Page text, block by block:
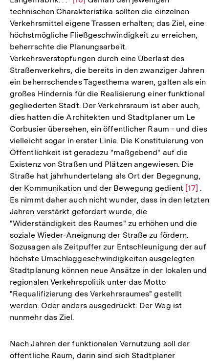
Auflösung
der
Fußnote
technischen Charakteristika sollten die einzelnen
Verkehrsmittel eigene Trassen erhalten; das Ziel, eine
höchstmögliche Fließgeschwindigkeit zu erreichen,
beherrschte die Planungsarbeit.
Verkehrsverstopfungen durch eine Überlast des
Straßenverkehrs, die bereits in den zwanziger Jahren
ein beherrschendes Tagesthema waren, galten als ein
großes Hindernis für die Realisierung einer funktional
gegliederten Stadt. Der Verkehrsraum ist aber auch,
dies hatten die Architekten und Stadtplaner um Le
Corbusier übersehen, ein öffentlicher Raum - und dies
vielleicht sogar in erster Linie. Die Konstituierung von
Öffentlichkeit ist geradezu "maßgebend" auf die
Existenz von Straßen und Plätzen angewiesen. Die
Straße hat jahrhundertelang als Ort der Begegnung,
der Kommunikation und der Bewegung gedient Zur
Fußnote
[17] .
Es nimmt daher auch nicht wunder, dass in den letzten
Jahren verstärkt gefordert wurde, die
"Widerständigkeit des Raumes" zu erhöhen und die
soziale Wieder-Aneignung der Straße zu fördern.
Sozusagen als Zeitpuffer zur Entschleunigung der auf
höchste Umschlaggeschwindigkeiten ausgelegten
Stadtplanung können neue Ansätze in der lokalen und
regionalen Verkehrspolitik unter das Motto
"Requalifizierung des Verkehrsraumes" gestellt
werden. Oder anders ausgedrückt: Der Weg ist
nunmehr das Ziel.
Nach Jahren der funktionalen Vernutzung soll der
öffentliche Raum, darin sind sich Stadtplaner